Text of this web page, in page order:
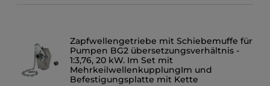
Zapfwellengetriebe mit Schiebemuffe für
Pumpen BG2 übersetzungsverhältnis -
1:3,76, 20 kW. Im Set mit
MehrkeilwellenkupplungIm und
Befestigungsplatte mit Kette